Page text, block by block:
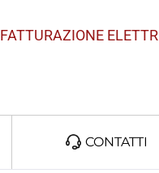
FATTURAZIONE
CONTATTI